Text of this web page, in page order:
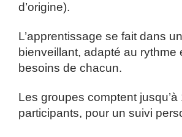
d’origine).
L’apprentissage se fait dans
bienveillant, adapté au rythme
besoins de chacun.
Les groupes comptent jusqu’à
participants, pour un suivi